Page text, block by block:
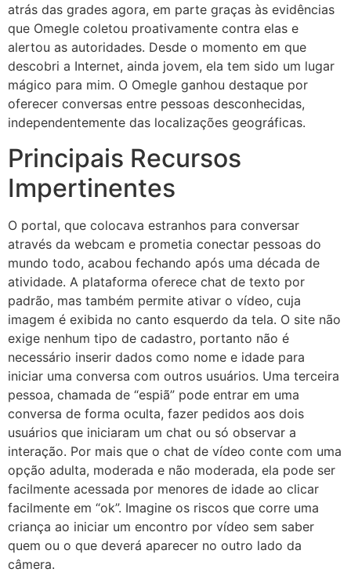
atrás das grades agora, em parte graças às evidências
que Omegle coletou proativamente contra elas e
alertou as autoridades. Desde o momento em que
descobri a Internet, ainda jovem, ela tem sido um lugar
mágico para mim. O Omegle ganhou destaque por
oferecer conversas entre pessoas desconhecidas,
independentemente das localizações geográficas.
Principais Recursos
Impertinentes
O portal, que colocava estranhos para conversar
através da webcam e prometia conectar pessoas do
mundo todo, acabou fechando após uma década de
atividade. A plataforma oferece chat de texto por
padrão, mas também permite ativar o vídeo, cuja
imagem é exibida no canto esquerdo da tela. O site não
exige nenhum tipo de cadastro, portanto não é
necessário inserir dados como nome e idade para
iniciar uma conversa com outros usuários. Uma terceira
pessoa, chamada de “espiã” pode entrar em uma
conversa de forma oculta, fazer pedidos aos dois
usuários que iniciaram um chat ou só observar a
interação. Por mais que o chat de vídeo conte com uma
opção adulta, moderada e não moderada, ela pode ser
facilmente acessada por menores de idade ao clicar
facilmente em “ok”. Imagine os riscos que corre uma
criança ao iniciar um encontro por vídeo sem saber
quem ou o que deverá aparecer no outro lado da
câmera.